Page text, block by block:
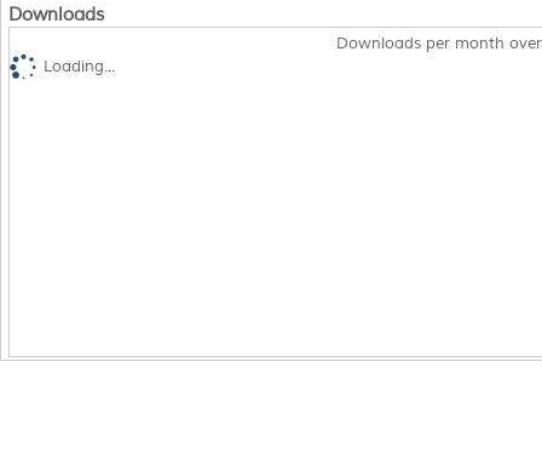
Downloads
Downloads per month
Loading...